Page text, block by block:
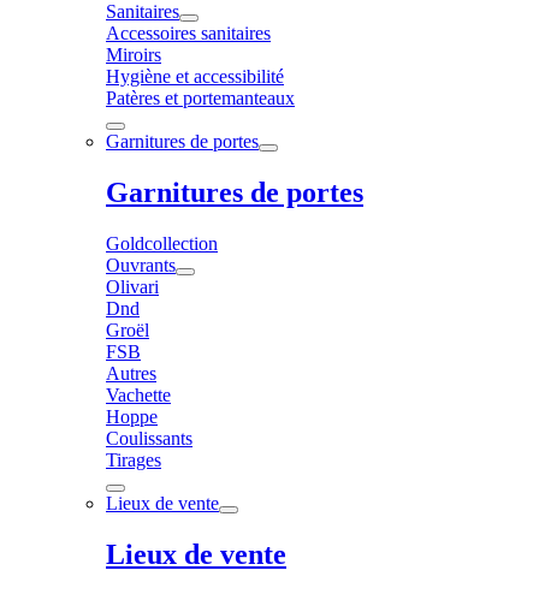
Sanitaires
Accessoires sanitaires
Miroirs
Hygiène et accessibilité
Patères et portemanteaux
Garnitures de portes
Garnitures de portes
Goldcollection
Ouvrants
Olivari
Dnd
Groël
FSB
Autres
Vachette
Hoppe
Coulissants
Tirages
Lieux de vente
Lieux de vente